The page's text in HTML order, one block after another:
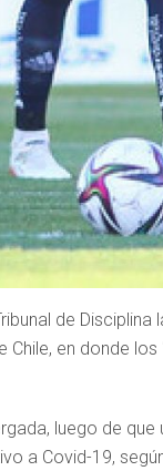
de
Chile, en donde
luego de
a Covid-19,